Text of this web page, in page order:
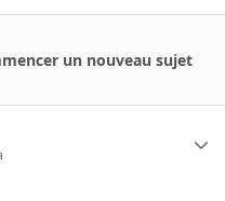
un nouveau sujet